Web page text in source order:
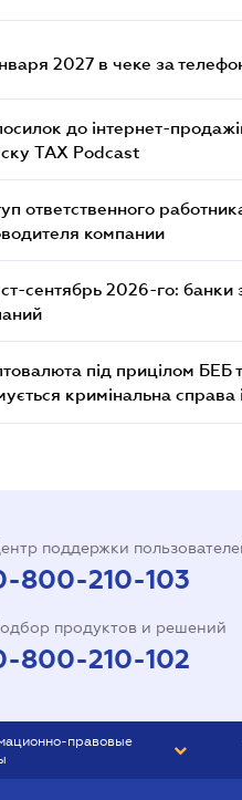
2027 в чеке за
до інтернет-
TAX Podcast
ответственного
компании
сентябрь 2026-го:
під прицілом БЕБ
кримінальна справа
поддержки
800-210-103
продуктов и решений
800-210-102
правовые